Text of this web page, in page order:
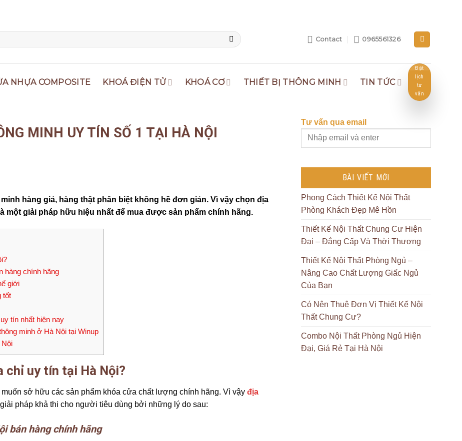
Contact 0965561326
NHỰA COMPOSITE KHOÁ ĐIỆN TỬ KHOÁ CƠ THIẾT BỊ THÔNG MINH TIN TỨC
Đặt
lịch
tư
vấn
MINH UY TÍN SỐ 1 TẠI HÀ NỘI
hàng giả, hàng thật phân biệt không hề đơn giản. Vì vậy chọn địa
một giải pháp hữu hiệu nhất để mua được sản phẩm chính hãng.
hàng chính hãng
giới
tốt
tín nhất hiện nay
minh ở Hà Nội tại Winup
chỉ uy tín tại Hà Nội?
sở hữu các sản phẩm khóa cửa chất lượng chính hãng. Vì vậy địa
pháp khả thi cho người tiêu dùng bởi những lý do sau:
bán hàng chính hãng
Tư vấn qua email
BÀI VIẾT MỚI
Phong Cách Thiết Kế Nội Thất
Phòng Khách Đẹp Mê Hồn
Thiết Kế Nội Thất Chung Cư Hiện
Đại – Đẳng Cấp Và Thời Thượng
Thiết Kế Nội Thất Phòng Ngủ –
Nâng Cao Chất Lượng Giấc Ngủ
Của Bạn
Có Nên Thuê Đơn Vị Thiết Kế Nội
Thất Chung Cư?
Combo Nội Thất Phòng Ngủ Hiện
Đại, Giá Rẻ Tại Hà Nội